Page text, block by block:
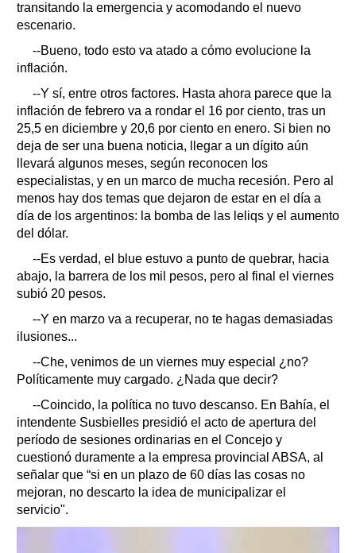
transitando la emergencia y acomodando el nuevo
escenario.
--Bueno, todo esto va atado a cómo evolucione la
inflación.
--Y sí, entre otros factores. Hasta ahora parece que la
inflación de febrero va a rondar el 16 por ciento, tras un
25,5 en diciembre y 20,6 por ciento en enero. Si bien no
deja de ser una buena noticia, llegar a un dígito aún
llevará algunos meses, según reconocen los
especialistas, y en un marco de mucha recesión. Pero al
menos hay dos temas que dejaron de estar en el día a
día de los argentinos: la bomba de las leliqs y el aumento
del dólar.
--Es verdad, el blue estuvo a punto de quebrar, hacia
abajo, la barrera de los mil pesos, pero al final el viernes
subió 20 pesos.
--Y en marzo va a recuperar, no te hagas demasiadas
ilusiones...
--Che, venimos de un viernes muy especial ¿no?
Políticamente muy cargado. ¿Nada que decir?
--Coincido, la política no tuvo descanso. En Bahía, el
intendente Susbielles presidió el acto de apertura del
período de sesiones ordinarias en el Concejo y
cuestionó duramente a la empresa provincial ABSA, al
señalar que “si en un plazo de 60 días las cosas no
mejoran, no descarto la idea de municipalizar el
servicio".